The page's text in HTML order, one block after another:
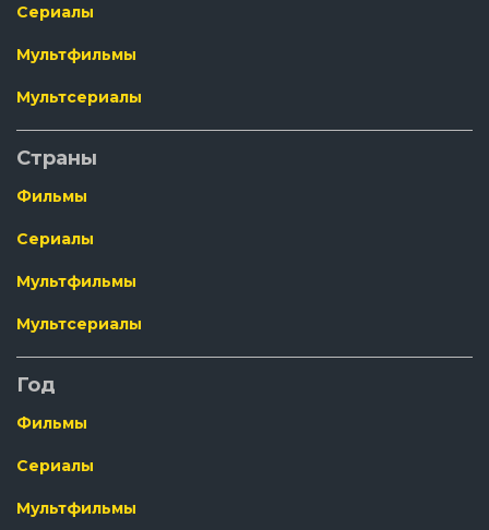
Сериалы
Мультфильмы
Мультсериалы
Страны
Фильмы
Сериалы
Мультфильмы
Мультсериалы
Год
Фильмы
Сериалы
Мультфильмы